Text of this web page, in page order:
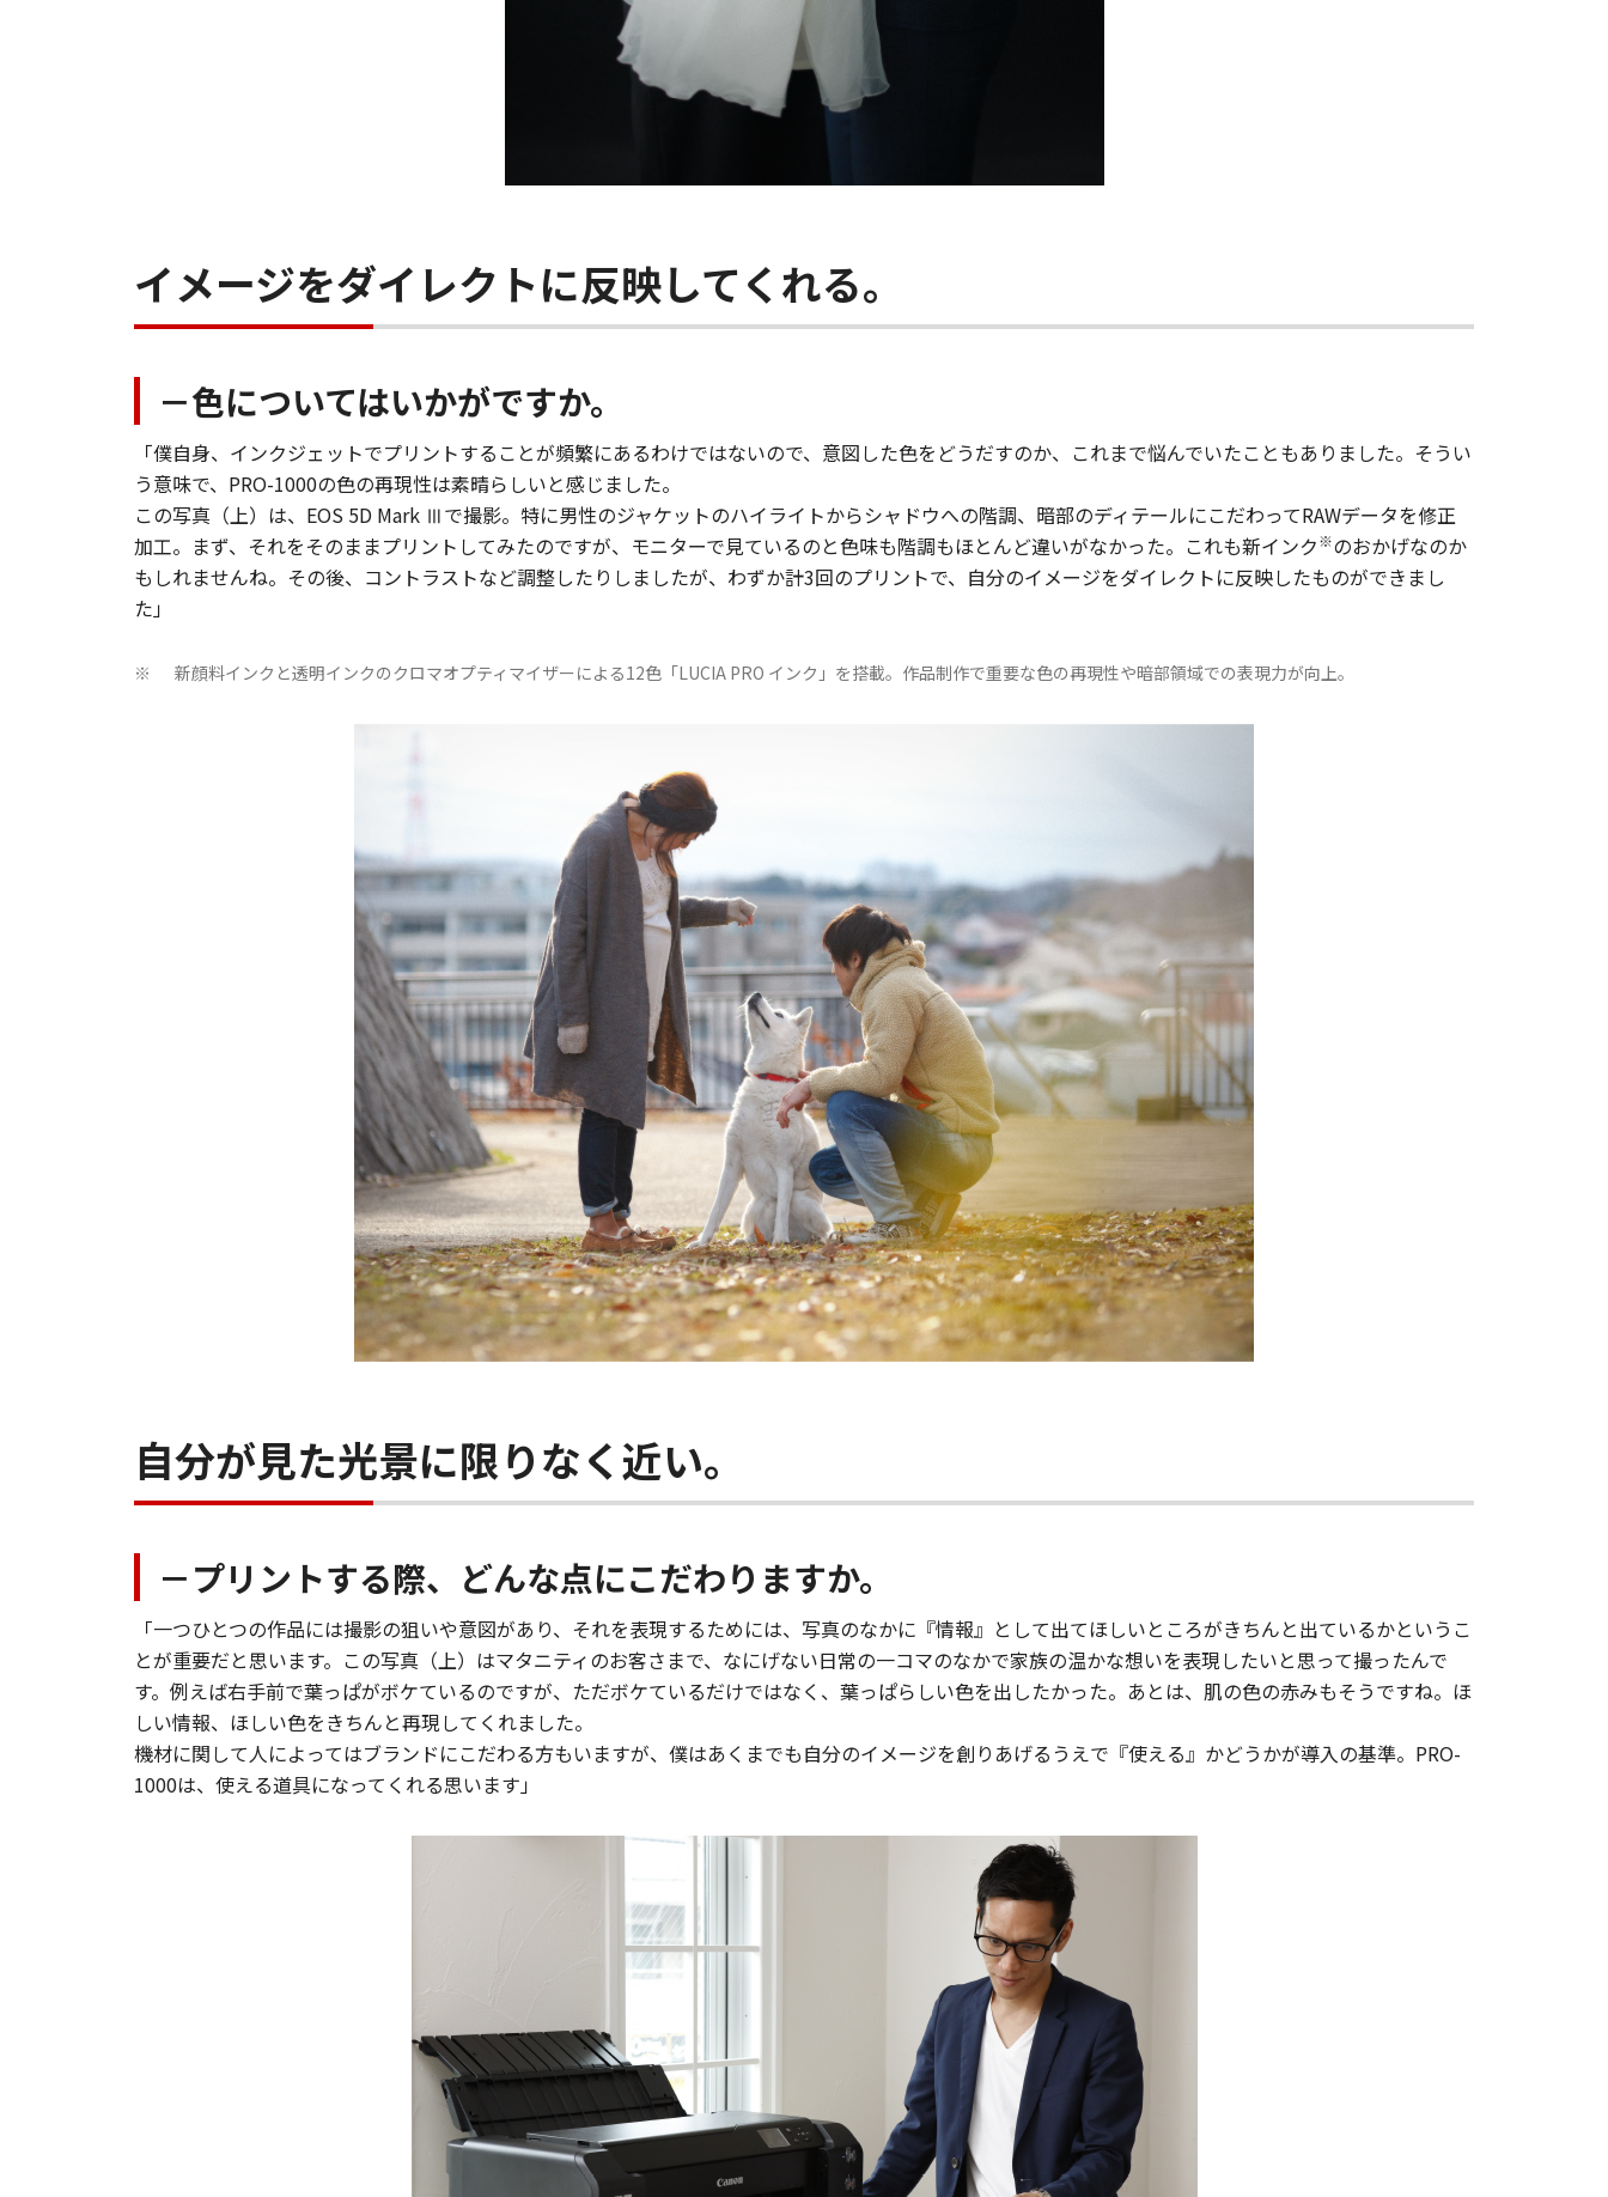
イメージをダイレクトに反映してくれる。
－色についてはいかがですか。
「僕自身、インクジェットでプリントすることが頻繁にあるわけではないので、意図した色をどうだすのか、これまで悩んでいたこともありました。そうい
う意味で、PRO-1000の色の再現性は素晴らしいと感じました。
この写真（上）は、EOS 5D Mark Ⅲで撮影。特に男性のジャケットのハイライトからシャドウへの階調、暗部のディテールにこだわってRAWデータを修正
加工。まず、それをそのままプリントしてみたのですが、モニターで見ているのと色味も階調もほとんど違いがなかった。これも新インク※のおかげなのか
もしれませんね。その後、コントラストなど調整したりしましたが、わずか計3回のプリントで、自分のイメージをダイレクトに反映したものができまし
た」
※ 新顔料インクと透明インクのクロマオプティマイザーによる12色「LUCIA PRO インク」を搭載。作品制作で重要な色の再現性や暗部領域での表現力が向上。
自分が見た光景に限りなく近い。
－プリントする際、どんな点にこだわりますか。
「一つひとつの作品には撮影の狙いや意図があり、それを表現するためには、写真のなかに『情報』として出てほしいところがきちんと出ているかというこ
とが重要だと思います。この写真（上）はマタニティのお客さまで、なにげない日常の一コマのなかで家族の温かな想いを表現したいと思って撮ったんで
す。例えば右手前で葉っぱがボケているのですが、ただボケているだけではなく、葉っぱらしい色を出したかった。あとは、肌の色の赤みもそうですね。ほ
しい情報、ほしい色をきちんと再現してくれました。
機材に関して人によってはブランドにこだわる方もいますが、僕はあくまでも自分のイメージを創りあげるうえで『使える』かどうかが導入の基準。PRO-
1000は、使える道具になってくれる思います」